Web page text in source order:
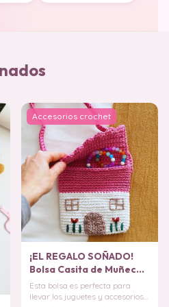
Accesorios crochet
¡EL REGALO SOÑADO!
Bolsa Casita de Muñecas
Crochet paso a paso
PATRÓN
Esta bolsa es perfecta para
llevar los juguetes y accesorios